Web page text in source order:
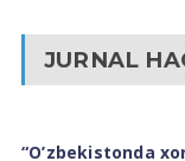
JURNAL
“O’zbekistonda